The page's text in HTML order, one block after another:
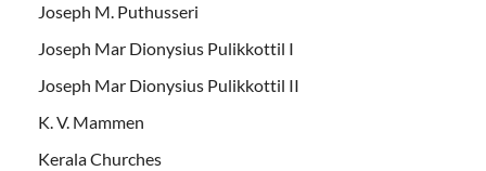
Joseph M. Puthusseri
Joseph Mar Dionysius Pulikkottil I
Joseph Mar Dionysius Pulikkottil II
K. V. Mammen
Kerala Churches